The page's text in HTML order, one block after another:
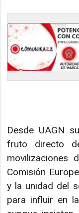
Desde UAGN
fruto directo
movilizaciones
Comisión
y la unidad del
para influir en